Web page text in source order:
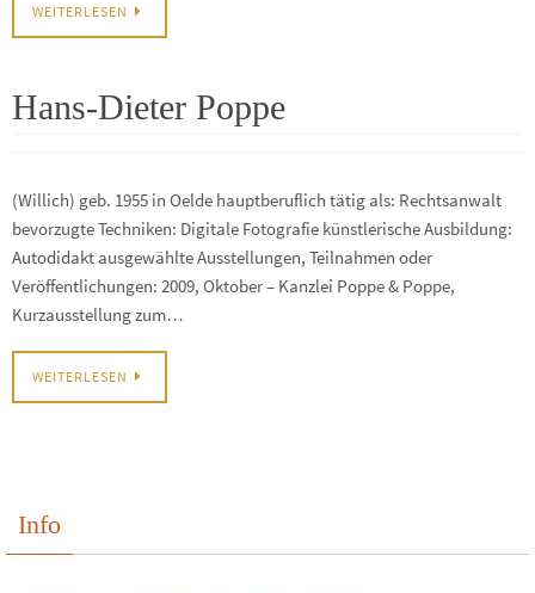
WEITERLESEN
Hans-Dieter Poppe
(Willich) geb. 1955 in Oelde hauptberuflich tätig als: Rechtsanwalt
bevorzugte Techniken: Digitale Fotografie künstlerische Ausbildung:
Autodidakt ausgewählte Ausstellungen, Teilnahmen oder
Veröffentlichungen: 2009, Oktober – Kanzlei Poppe & Poppe,
Kurzausstellung zum…
WEITERLESEN
Info